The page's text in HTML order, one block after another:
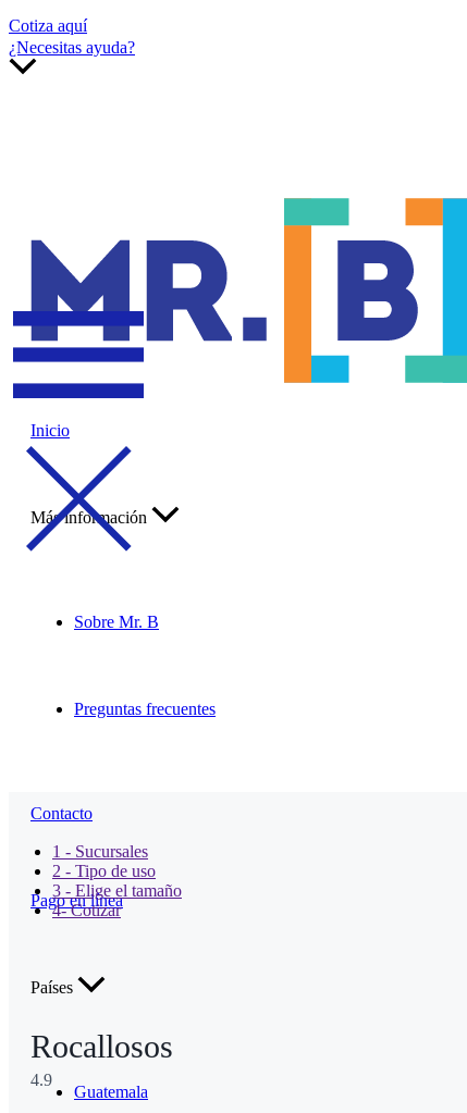
Cotiza aquí
¿Necesitas ayuda?
Inicio
Más información
Sobre Mr. B
Preguntas frecuentes
Contacto
Pago en línea
Países
Guatemala
1 - Sucursales
2 - Tipo de uso
3 - Elige el tamaño
4- Cotizar
Rocallosos
4.9